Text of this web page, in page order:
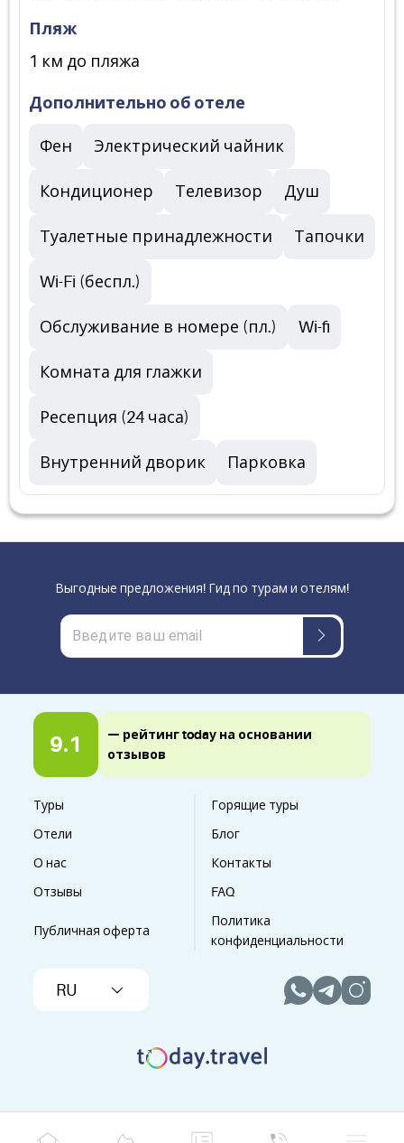
Пляж
1 км до пляжа
Дополнительно об отеле
Фен Электрический чайник
Кондиционер Телевизор Душ
Туалетные принадлежности Тапочки
Wi-Fi (беспл.)
Обслуживание в номере (пл.) Wi-fi
Комната для глажки
Ресепция (24 часа)
Внутренний дворик Парковка
9.1
— рейтинг today на основании
отзывов
Туры
Горящие туры
Отели
Блог
О нас
Контакты
Отзывы
FAQ
Публичная оферта
Политика
конфиденциальности
RU
Выгодные предложения! Гид по турам и отелям!